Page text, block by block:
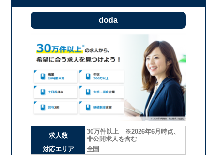
doda
求人数
30万件以上 ※2026年6月時点、
非公開求人を含む
対応エリア
全国